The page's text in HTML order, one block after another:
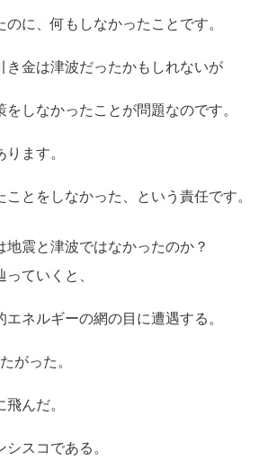
に、何もしなかったことです。
き金は津波だったかもしれないが
しなかったことが問題なのです。
ます。
とをしなかった、という責任です。
地震と津波ではなかったのか？
ていくと、
ネルギーの網の目に遭遇する。
がった。
んだ。
スコである。